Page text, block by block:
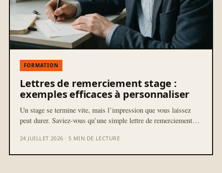
FORMATION
Lettres de remerciement stage :
exemples efficaces à personnaliser
Un stage se termine vite, mais l’impression que vous laissez
peut durer. Saviez-vous qu’une simple lettre de remerciement…
24 JUILLET 2026 · 5 MIN DE LECTURE